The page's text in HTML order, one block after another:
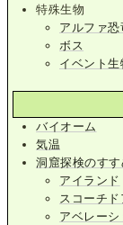
特殊生物
アルファ恐
ボス
イベント生
バイオーム
気温
洞窟探検のすす
アイランド
スコーチド
アベレーシ